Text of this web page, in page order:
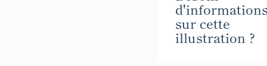
sur cette
illustration ?